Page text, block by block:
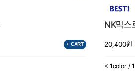
+ CART
NK믹스
20,400원
< 1color /